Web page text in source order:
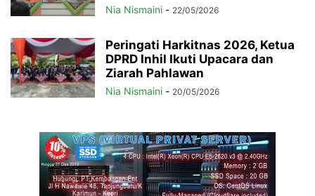
Nia Nismaini - 22/05/2026
Peringati Harkitnas 2026, Ketua
DPRD Inhil Ikuti Upacara dan
Ziarah Pahlawan
Nia Nismaini - 20/05/2026